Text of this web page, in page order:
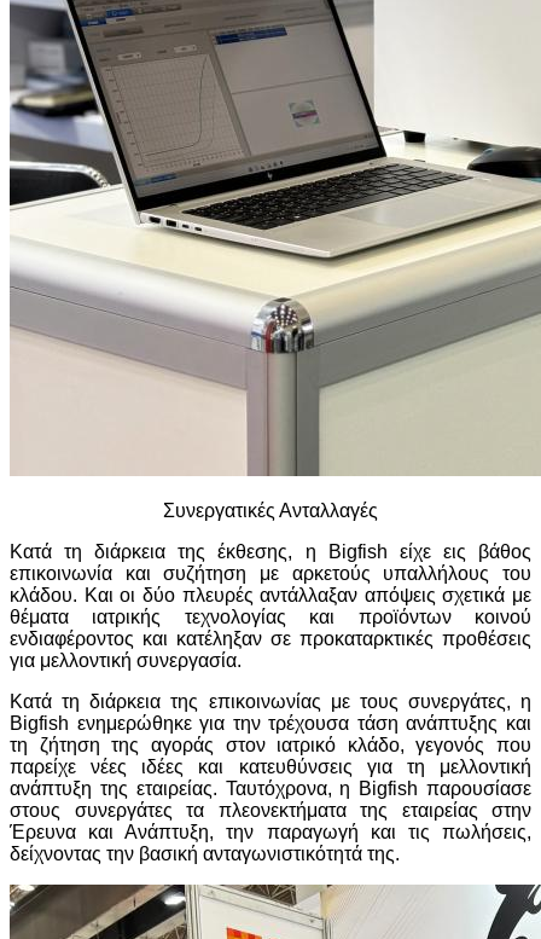
Συνεργατικές Ανταλλαγές
Κατά τη διάρκεια της έκθεσης, η Bigfish είχε εις βάθος
επικοινωνία και συζήτηση με αρκετούς υπαλλήλους του
κλάδου. Και οι δύο πλευρές αντάλλαξαν απόψεις σχετικά με
θέματα ιατρικής τεχνολογίας και προϊόντων κοινού
ενδιαφέροντος και κατέληξαν σε προκαταρκτικές προθέσεις
για μελλοντική συνεργασία.
Κατά τη διάρκεια της επικοινωνίας με τους συνεργάτες, η
Bigfish ενημερώθηκε για την τρέχουσα τάση ανάπτυξης και
τη ζήτηση της αγοράς στον ιατρικό κλάδο, γεγονός που
παρείχε νέες ιδέες και κατευθύνσεις για τη μελλοντική
ανάπτυξη της εταιρείας. Ταυτόχρονα, η Bigfish παρουσίασε
στους συνεργάτες τα πλεονεκτήματα της εταιρείας στην
Έρευνα και Ανάπτυξη, την παραγωγή και τις πωλήσεις,
δείχνοντας την βασική ανταγωνιστικότητά της.